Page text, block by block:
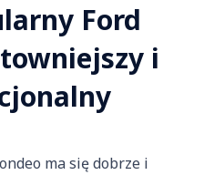
Ford
i
ma się dobrze i